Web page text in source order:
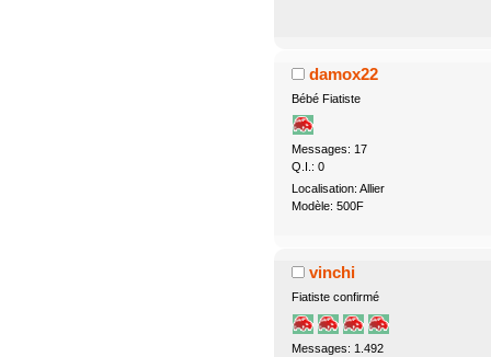
damox22
Bébé Fiatiste
Messages: 17
Q.I.: 0
Localisation: Allier
Modèle: 500F
vinchi
Fiatiste confirmé
Messages: 1.492